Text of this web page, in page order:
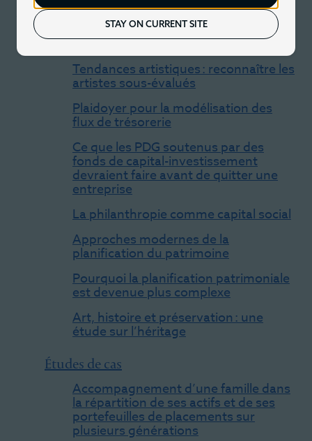
STAY ON CURRENT SITE
Analyses
Analyses
Tendances artistiques : reconnaître les
artistes sous-évalués
Plaidoyer pour la modélisation des
flux de trésorerie
Ce que les PDG soutenus par des
fonds de capital-investissement
devraient faire avant de quitter une
entreprise
La philanthropie comme capital social
Approches modernes de la
planification du patrimoine
Pourquoi la planification patrimoniale
est devenue plus complexe
Art, histoire et préservation : une
étude sur l’héritage
Études de cas
Accompagnement d’une famille dans
la répartition de ses actifs et de ses
portefeuilles de placements sur
plusieurs générations